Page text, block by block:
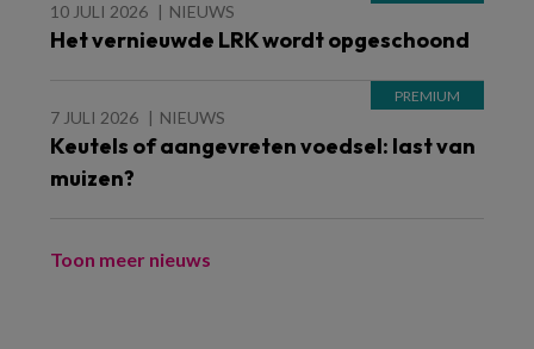
10 JULI 2026 NIEUWS
Het vernieuwde LRK wordt opgeschoond
7 JULI 2026 NIEUWS
Keutels of aangevreten voedsel: last van
muizen?
Toon meer nieuws